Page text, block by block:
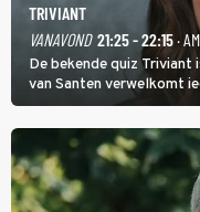
TRIVIANT
VANAVOND 21:25 - 22:15·
De bekende quiz Triviant
van Santen verwelkomt
vragen beantwoorden in
speler gaat direct door